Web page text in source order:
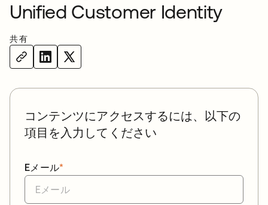
Unified Customer Identity
共有
コンテンツにアクセスするには、以下の
項目を入力してください
*
Eメール